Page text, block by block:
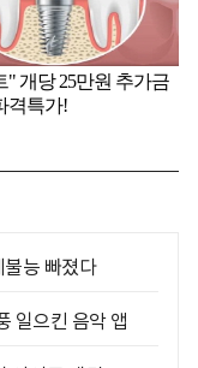
능 빠졌다
일으킨 음악 앱